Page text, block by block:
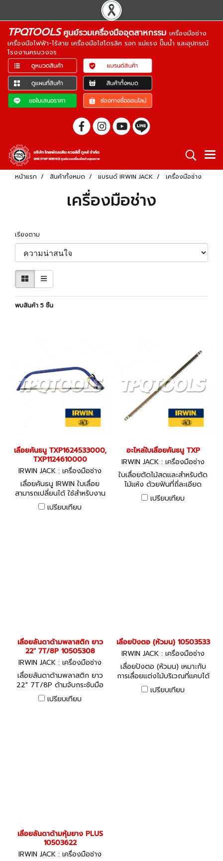
TPQTOOLSศูนย์รวมเครื่องมืออุตสาหกรรม เครื่องมือช่าง
เครื่องมือไฟฟ้า-ไร้สาย เครื่องมือไฮโดรลิค รอก แม่แรง ปั๊มน้ำ และอุปกรณ์
โรงงานครบวงจร
หน้าแรก สินค้าทั้งหมด แบรนด์ IRWIN JACK เครื่องมือช่าง
เครื่องมือช่าง
เรียงตาม
พบสินค้า 5 ชิ้น
เลื่อยคันธนู TXP1624533000,
TXP1124610000
IRWIN JACK : เครื่องมือช่าง
เลื่อยคันธนู IRWIN ใบเลื่อย
สามารถเปลี่ยนได้ ใช้สำหรับงาน
สอน งานตัดแต่งไม้ ด้วยใบ
เลื่อยที่แข็งแรงและแม่นยำ ทำให้
เลื่อย ใบเลื่อยเที่ยงตรงแม่นยำ
สามารถตัดชิ้นงานได้ทั้งจังหวะ
เลื่อยขึ้นและลง ฟันแข็งแรง
ทนทาน อายุการใช้งานยาวนาน
กว่าฟันที่ไม่ได้ชุบแข็ง 6-8 เท่า
เปรียบเทียบ
อะไหล่ใบเลื่อยคันธนู TXP
IRWIN JACK : เครื่องมือช่าง
ใบเลื่อยตัดไม้สดและสำหรับตัด
ไม้แห้ง ด้วยฟันที่ถี่ละเอียด
สามารถใช้ตัดแต่งงานตัดที่
ละเอียดจนถึงงานไม้แข็ง
เปรียบเทียบ
เลื่อยลันดาด้ามพลาสติก ยาว
22" 7T/8P 10505308
IRWIN JACK : เครื่องมือช่าง
เลื่อยลันดาด้ามพลาสติก ยาว
22" 7T/8P ด้ามจับกระชับมือ
น้ำหนักเบา แข็งแรงทนทานด้วย
คุณภาพจาก JACK
เปรียบเทียบ
เลื่อยปังตอ (หัวมน) 10503533
IRWIN JACK : เครื่องมือช่าง
เลื่อยปังตอ (หัวมน) เหมาะกับ
การเลื่อยแต่งไม้บริเวณที่แคบได้
อย่างละเอียด
เปรียบเทียบ
เลื่อยลันดาด้ามหุ้มยาง PLUS
10503622
IRWIN JACK : เครื่องมือช่าง